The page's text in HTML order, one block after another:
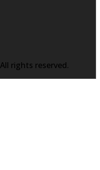
rights reserved.